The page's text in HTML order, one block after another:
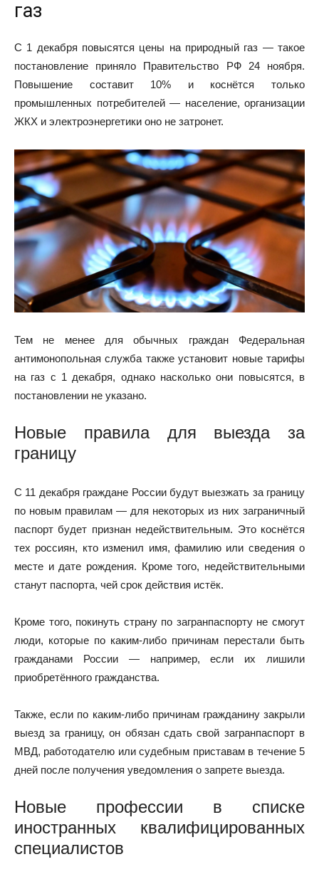
газ
С 1 декабря повысятся цены на природный газ — такое
постановление приняло Правительство РФ 24 ноября.
Повышение составит 10% и коснётся только
промышленных потребителей — население, организации
ЖКХ и электроэнергетики оно не затронет.
Тем не менее для обычных граждан Федеральная
антимонопольная служба также установит новые тарифы
на газ с 1 декабря, однако насколько они повысятся, в
постановлении не указано.
Новые правила для выезда за
границу
С 11 декабря граждане России будут выезжать за границу
по новым правилам — для некоторых из них заграничный
паспорт будет признан недействительным. Это коснётся
тех россиян, кто изменил имя, фамилию или сведения о
месте и дате рождения. Кроме того, недействительными
станут паспорта, чей срок действия истёк.
Кроме того, покинуть страну по загранпаспорту не смогут
люди, которые по каким-либо причинам перестали быть
гражданами России — например, если их лишили
приобретённого гражданства.
Также, если по каким-либо причинам гражданину закрыли
выезд за границу, он обязан сдать свой загранпаспорт в
МВД, работодателю или судебным приставам в течение 5
дней после получения уведомления о запрете выезда.
Новые профессии в списке
иностранных квалифицированных
специалистов